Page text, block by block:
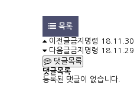
목록
이전글금지명령
18.11.30
다음글금지명령
18.11.29
댓글목록
댓글목록
등록된 댓글이 없습니다.